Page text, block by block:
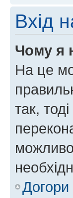
Вхід
Чому я
На це
так,
Догори